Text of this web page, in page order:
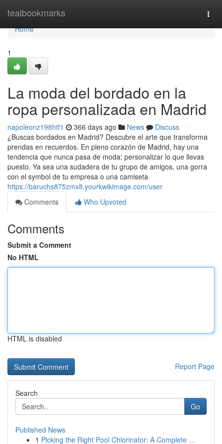
tealbookmarks
Home
Home
1
La moda del bordado en la
ropa personalizada en Madrid
napoleonz198htf1 366 days ago News
Discuss
¿Buscas bordados en Madrid? Descubre el arte que transforma
prendas en recuerdos. En pleno corazón de Madrid, hay una
tendencia que nunca pasa de moda: personalizar lo que llevas
puesto. Ya sea una sudadera de tu grupo de amigos, una gorra
con el symbol de tu empresa o una camiseta
https://baruchs875zmx8.yourkwikimage.com/user
Comments
Who Upvoted
Comments
Submit a Comment
No HTML
HTML is disabled
Report Page
Search
Go
Published News
1 Picking the Right Pool Chlorinator: A Complete ...